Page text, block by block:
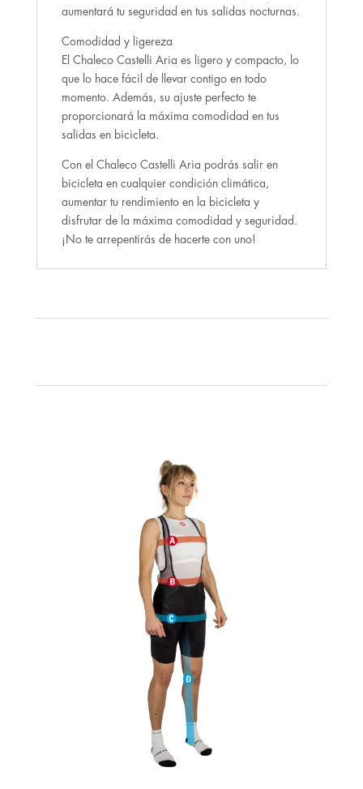
aumentará tu seguridad en tus salidas nocturnas.
Comodidad y ligereza
El Chaleco Castelli Aria es ligero y compacto, lo
que lo hace fácil de llevar contigo en todo
momento. Además, su ajuste perfecto te
proporcionará la máxima comodidad en tus
salidas en bicicleta.
Con el Chaleco Castelli Aria podrás salir en
bicicleta en cualquier condición climática,
aumentar tu rendimiento en la bicicleta y
disfrutar de la máxima comodidad y seguridad.
¡No te arrepentirás de hacerte con uno!